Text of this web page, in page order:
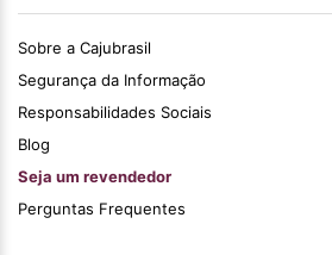
Sobre a Cajubrasil
Segurança da Informação
Responsabilidades Sociais
Blog
Seja um revendedor
Perguntas Frequentes